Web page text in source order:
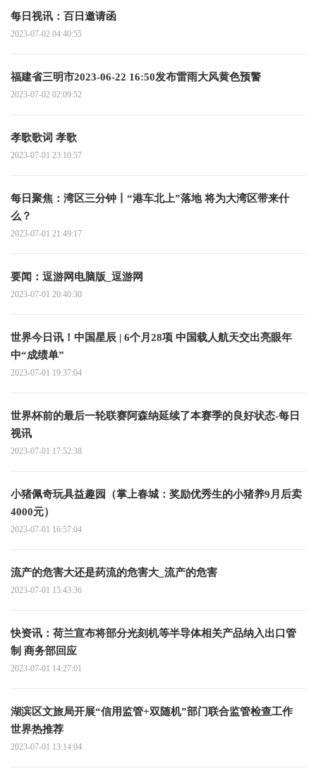
每日视讯：百日邀请函
2023-07-02 04:40:55
福建省三明市2023-06-22 16:50发布雷雨大风黄色预警
2023-07-02 02:09:52
孝歌歌词 孝歌
2023-07-01 23:10:57
每日聚焦：湾区三分钟丨“港车北上”落地 将为大湾区带来什
么？
2023-07-01 21:49:17
要闻：逗游网电脑版_逗游网
2023-07-01 20:40:30
世界今日讯！中国星辰 | 6个月28项 中国载人航天交出亮眼年
中“成绩单”
2023-07-01 19:37:04
世界杯前的最后一轮联赛阿森纳延续了本赛季的良好状态-每日
视讯
2023-07-01 17:52:38
小猪佩奇玩具益趣园（掌上春城：奖励优秀生的小猪养9月后卖
4000元）
2023-07-01 16:57:04
流产的危害大还是药流的危害大_流产的危害
2023-07-01 15:43:36
快资讯：荷兰宣布将部分光刻机等半导体相关产品纳入出口管
制 商务部回应
2023-07-01 14:27:01
湖滨区文旅局开展“信用监管+双随机”部门联合监管检查工作
世界热推荐
2023-07-01 13:14:04